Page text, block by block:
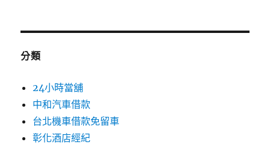
分類
24小時當舖
中和汽車借款
台北機車借款免留車
彰化酒店經紀